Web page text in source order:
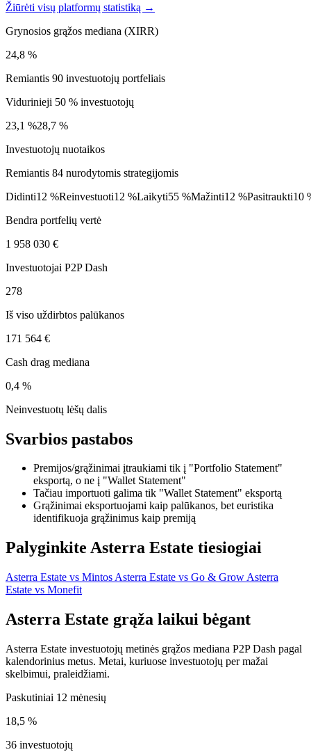
Žiūrėti visų platformų statistiką →
Grynosios grąžos mediana (XIRR)
24,8 %
Remiantis 90 investuotojų portfeliais
Vidurinieji 50 % investuotojų
23,1 %28,7 %
Investuotojų nuotaikos
Remiantis 84 nurodytomis strategijomis
Didinti12 %Reinvestuoti12 %Laikyti55 %Mažinti12 %Pasitraukti10
Bendra portfelių vertė
1 958 030 €
Investuotojai P2P Dash
278
Iš viso uždirbtos palūkanos
171 564 €
Cash drag mediana
0,4 %
Neinvestuotų lėšų dalis
Svarbios pastabos
Premijos/grąžinimai įtraukiami tik į "Portfolio Statement"
eksportą, o ne į "Wallet Statement"
Tačiau importuoti galima tik "Wallet Statement" eksportą
Grąžinimai eksportuojami kaip palūkanos, bet euristika
identifikuoja grąžinimus kaip premiją
Palyginkite Asterra Estate tiesiogiai
Asterra Estate vs Mintos Asterra Estate vs Go & Grow Asterra
Estate vs Monefit
Asterra Estate grąža laikui bėgant
Asterra Estate investuotojų metinės grąžos mediana P2P Dash pagal
kalendorinius metus. Metai, kuriuose investuotojų per mažai
skelbimui, praleidžiami.
Paskutiniai 12 mėnesių
18,5 %
36 investuotojų